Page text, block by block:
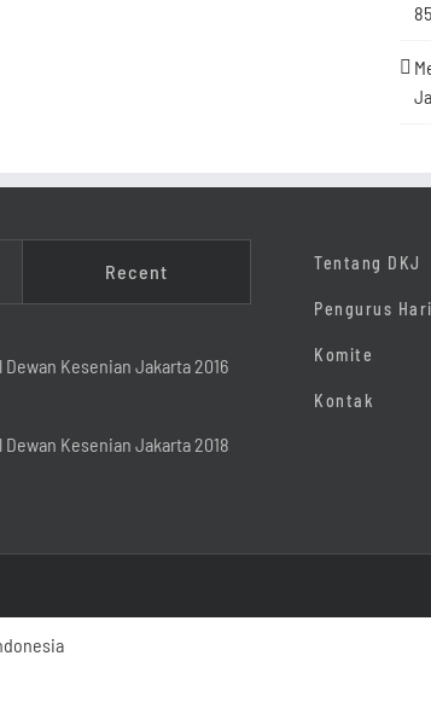
Recent
Dewan Kesenian Jakarta 2016
Dewan Kesenian Jakarta 2018
Tentang DKJ
Pengurus
Komite
Kontak